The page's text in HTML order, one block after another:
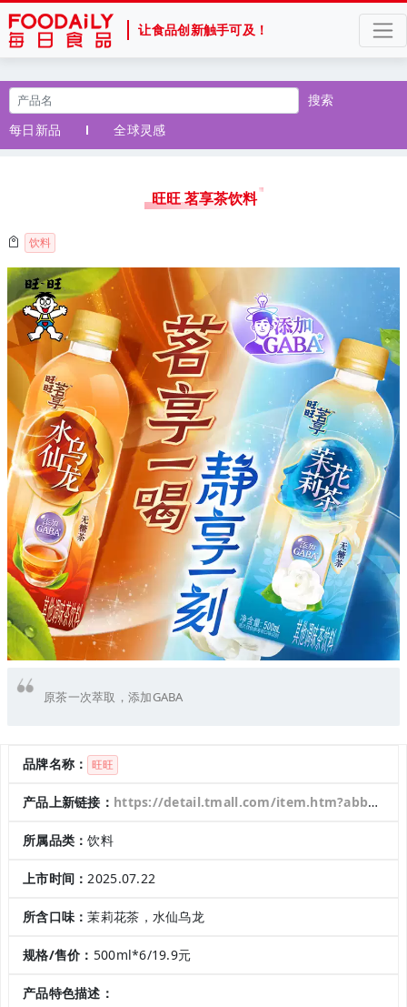
让食品创新触手可及！
搜索
每日新品
全球灵感
旺旺 茗享茶饮料
饮料
原茶一次萃取，添加GABA
品牌名称： 旺旺
产品上新链接： https://detail.tmall.com/item.htm?abbucket=5&id=949671455454&ltk2=1753276134426dhudsc6t5m497cx7qzdgci&ns=1&priceTId=2147834217532759476608672e1911&skuId=6030809230230&spm=a21n57.1.hoverItem.2&utparam=%7B%22aplus_abtest%22%3A%226046fc0dd3cc8ec70d5c5689a3438aa3%22%7D&xxc=taobaoSearch
所属品类：饮料
上市时间：2025.07.22
所含口味：茉莉花茶，水仙乌龙
规格/售价： 500ml*6/19.9元
产品特色描述：